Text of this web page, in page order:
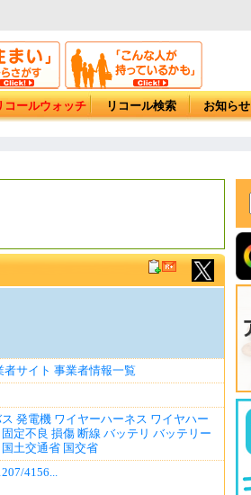
コールウォッチ リコール検索 お知らせ
者サイト 事業者情報一覧
発電機 ワイヤーハーネス ワイヤハー
固定不良 損傷 断線 バッテリ バッテリー
国土交通省 国交省
4156...